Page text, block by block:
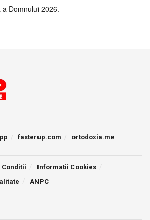
Domnului 2026.
fasterup.com ortodoxia.me
Conditii
Informatii Cookies
ANPC